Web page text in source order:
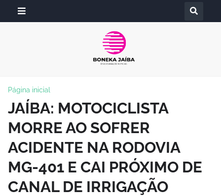
Página inicial
JAÍBA: MOTOCICLISTA
MORRE AO SOFRER
ACIDENTE NA RODOVIA
MG-401 E CAI PRÓXIMO DE
CANAL DE IRRIGAÇÃO